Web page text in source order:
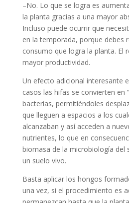
–No. Lo que se logra es
la planta gracias a una mayor
Incluso puede ocurrir que
en la temporada, porque debes
consumo que logra la planta. El
mayor productividad.
Un efecto adicional interesante
casos las hifas se convierten en
bacterias, permitiéndoles
que lleguen a espacios a los
alcanzaban y así acceden a
nutrientes, lo que en
biomasa de la microbiología del
un suelo vivo.
Basta aplicar los hongos
una vez, si el procedimiento es